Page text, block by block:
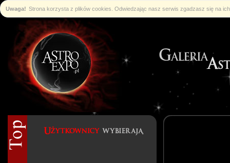
Uwaga! Strona korzysta z plików cookies. Odwiedzając nasz serwis zgadzasz się na